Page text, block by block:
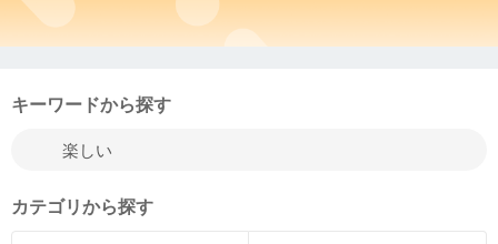
キーワードから探す
カテゴリから探す